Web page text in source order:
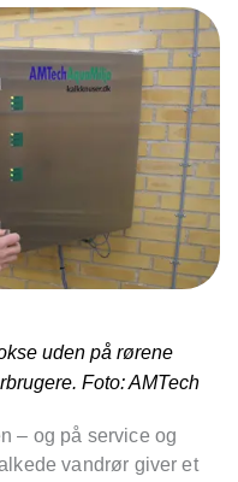
uden på rørene
Foto: AMTech
– og på service og
vandrør giver et